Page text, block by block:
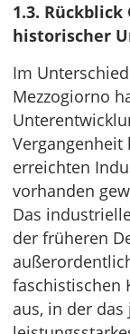
1.3.
historischer
Im
Mezzogiorno
erreichten
vorhanden
Das
der früheren
faschistischen
aus, in der